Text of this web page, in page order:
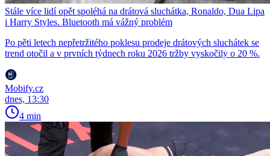
Stále více lidí opět spoléhá na drátová sluchátka, Ronaldo, Dua Lipa
i Harry Styles. Bluetooth má vážný problém
Po pěti letech nepřetržitého poklesu prodeje drátových sluchátek se
trend otočil a v prvních týdnech roku 2026 tržby vyskočily o 20 %.
Mobify.cz
dnes, 13:30
4 min